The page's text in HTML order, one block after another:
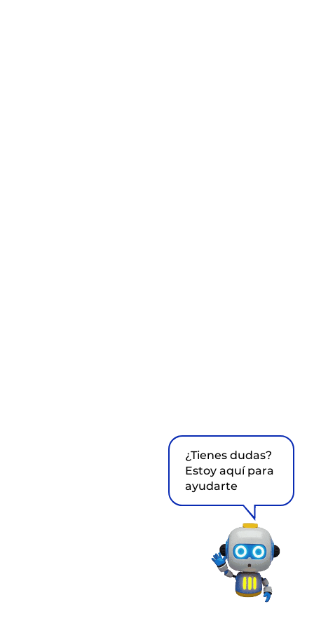
¿Tienes dudas?
Estoy aquí para
ayudarte